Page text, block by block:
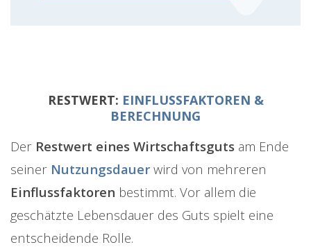
RESTWERT: EINFLUSSFAKTOREN &
BERECHNUNG
Der Restwert eines Wirtschaftsguts am Ende
seiner Nutzungsdauer wird von mehreren
Einflussfaktoren bestimmt. Vor allem die
geschätzte Lebensdauer des Guts spielt eine
entscheidende Rolle.